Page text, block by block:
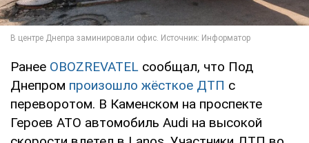
Ранее OBOZREVATEL сообщал, что Под
Днепром произошло жёсткое ДТП с
переворотом. В Каменском на проспекте
Героев АТО автомобиль Audi на высокой